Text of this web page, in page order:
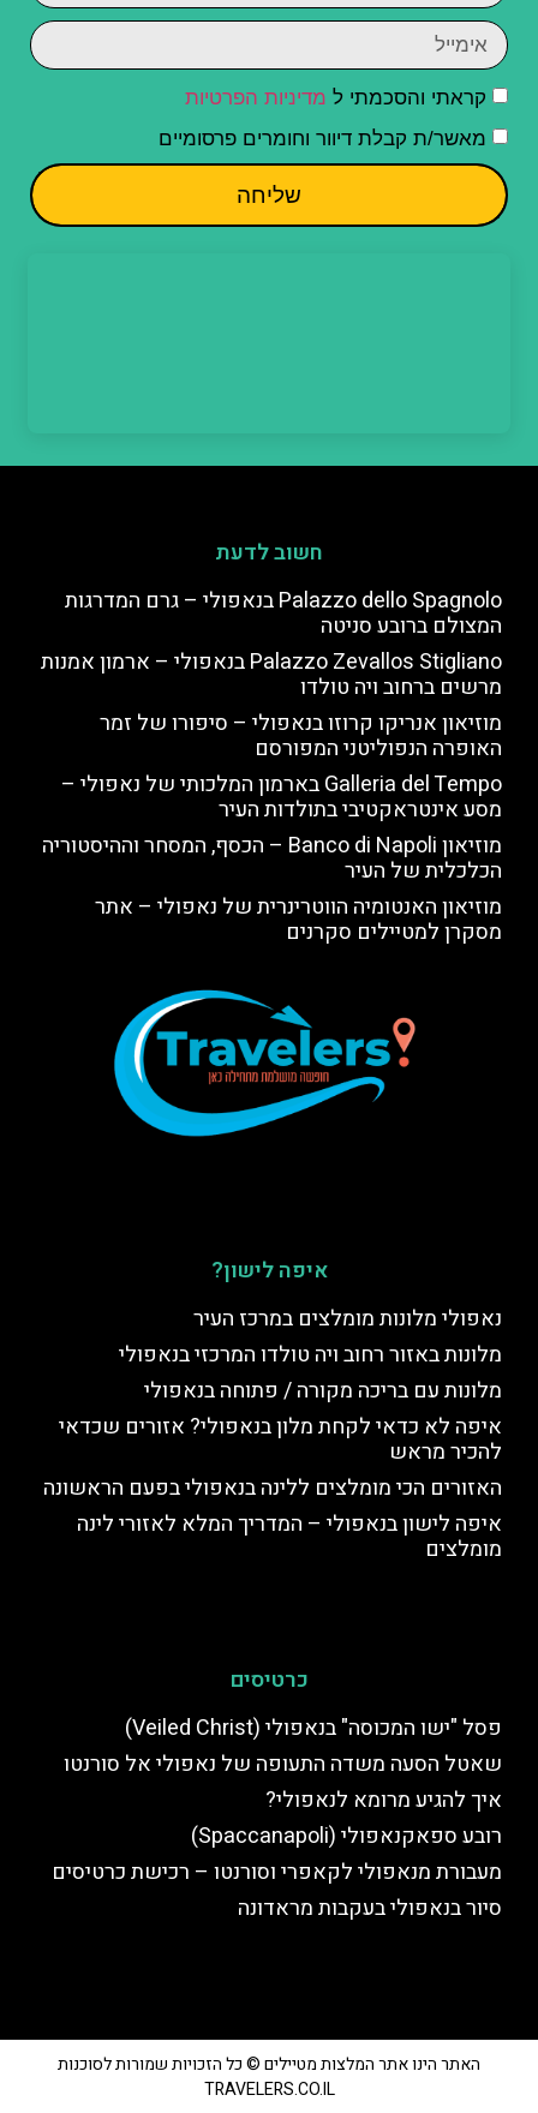
קראתי והסכמתי ל מדיניות הפרטיות
מאשר/ת קבלת דיוור וחומרים פרסומיים
שליחה
חשוב לדעת
Palazzo dello Spagnolo בנאפולי – גרם המדרגות
המצולם ברובע סניטה
Palazzo Zevallos Stigliano בנאפולי – ארמון אמנות
מרשים ברחוב ויה טולדו
מוזיאון אנריקו קרוזו בנאפולי – סיפורו של זמר
האופרה הנפוליטני המפורסם
Galleria del Tempo בארמון המלכותי של נאפולי –
מסע אינטראקטיבי בתולדות העיר
מוזיאון Banco di Napoli – הכסף, המסחר וההיסטוריה
הכלכלית של העיר
מוזיאון האנטומיה הווטרינרית של נאפולי – אתר
מסקרן למטיילים סקרנים
איפה לישון?
נאפולי מלונות מומלצים במרכז העיר
מלונות באזור רחוב ויה טולדו המרכזי בנאפולי
מלונות עם בריכה מקורה / פתוחה בנאפולי
איפה לא כדאי לקחת מלון בנאפולי? אזורים שכדאי
להכיר מראש
האזורים הכי מומלצים ללינה בנאפולי בפעם הראשונה
איפה לישון בנאפולי – המדריך המלא לאזורי לינה
מומלצים
כרטיסים
פסל "ישו המכוסה" בנאפולי (Veiled Christ)
שאטל הסעה משדה התעופה של נאפולי אל סורנטו
איך להגיע מרומא לנאפולי?
רובע ספאקנאפולי (Spaccanapoli)
מעבורת מנאפולי לקאפרי וסורנטו – רכישת כרטיסים
סיור בנאפולי בעקבות מראדונה
האתר הינו אתר המלצות מטיילים © כל הזכויות שמורות לסוכנות
TRAVELERS.CO.IL